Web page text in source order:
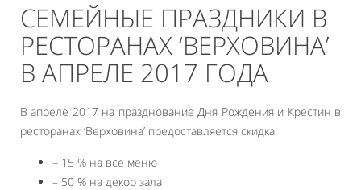
СЕМЕЙНЫЕ ПРАЗДНИКИ В
РЕСТОРАНАХ ‘ВЕРХОВИНА’
В АПРЕЛЕ 2017 ГОДА
В апреле 2017 на празднование Дня Рождения и Крестин в
ресторанах ‘Верховина’ предоставляется скидка:
– 15 % на все меню
– 50 % на декор зала